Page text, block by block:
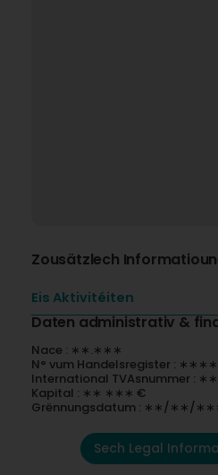
Zousätzlech
Eis Aktivitéiten
Daten administrativ &
Nace : ∗∗.∗∗∗
N° vum Handelsregister :
International TVAsnummer :
Kapital : ∗∗ ∗∗∗ €
Grënnungsdatum : ∗∗/∗∗/
Sech Legal